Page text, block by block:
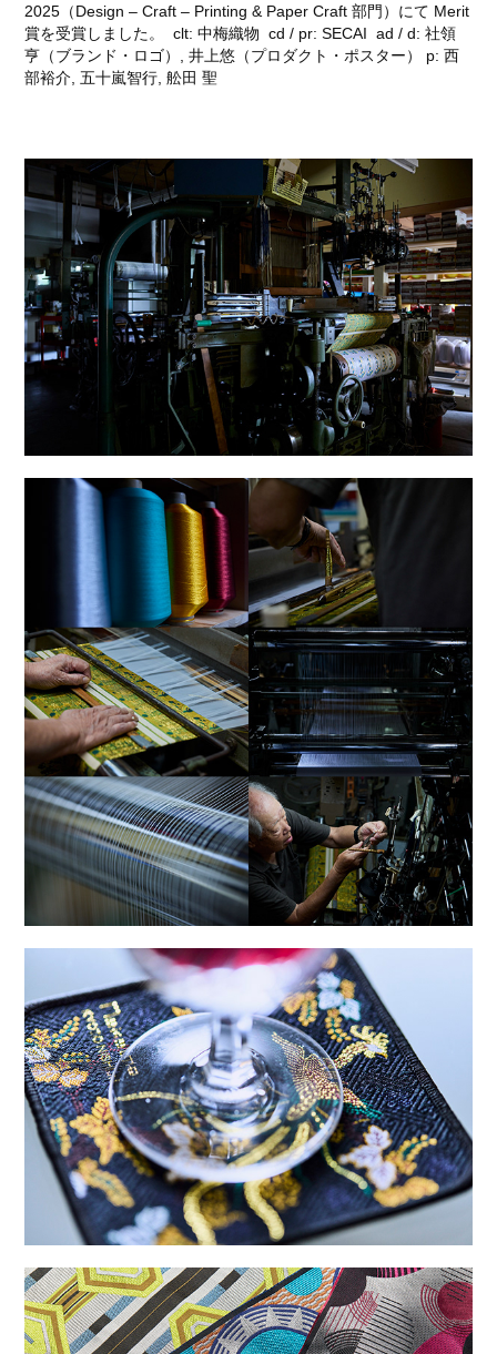
2025（Design – Craft – Printing & Paper Craft 部門）にて Merit
賞を受賞しました。 clt: 中梅織物 cd / pr: SECAI ad / d: 社領
亨（ブランド・ロゴ）, 井上悠（プロダクト・ポスター） p: 西
部裕介, 五十嵐智行, 舩田 聖